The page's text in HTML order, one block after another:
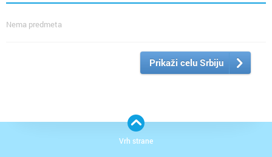
Nema predmeta
Prikaži celu Srbiju
Vrh strane